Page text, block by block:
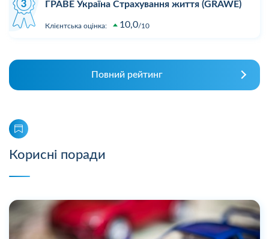
ГРАВЕ Україна Страхування життя (GRAWE)
Клієнтська оцінка: 10,0 10
Повний рейтинг
Корисні поради